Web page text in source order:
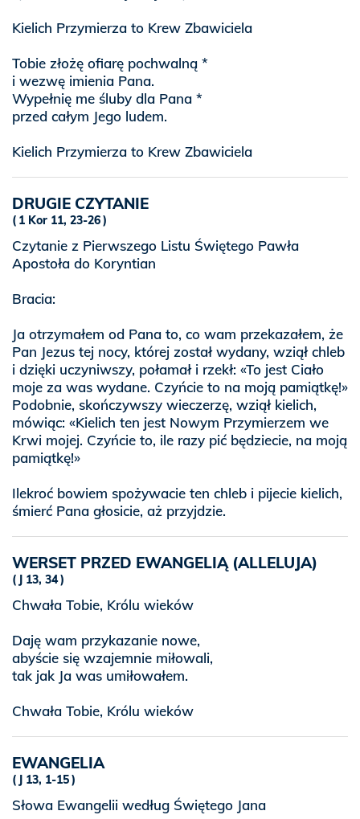
Kielich Przymierza to Krew Zbawiciela
Tobie złożę ofiarę pochwalną *
i wezwę imienia Pana.
Wypełnię me śluby dla Pana *
przed całym Jego ludem.
Kielich Przymierza to Krew Zbawiciela
DRUGIE CZYTANIE
1 Kor 11, 23-26
Czytanie z Pierwszego Listu Świętego Pawła
Apostoła do Koryntian
Bracia:
Ja otrzymałem od Pana to, co wam przekazałem, że
Pan Jezus tej nocy, której został wydany, wziął chleb
i dzięki uczyniwszy, połamał i rzekł: «To jest Ciało
moje za was wydane. Czyńcie to na moją pamiątkę!»
Podobnie, skończywszy wieczerzę, wziął kielich,
mówiąc: «Kielich ten jest Nowym Przymierzem we
Krwi mojej. Czyńcie to, ile razy pić będziecie, na moją
pamiątkę!»
Ilekroć bowiem spożywacie ten chleb i pijecie kielich,
śmierć Pana głosicie, aż przyjdzie.
WERSET PRZED EWANGELIĄ (ALLELUJA)
J 13, 34
Chwała Tobie, Królu wieków
Daję wam przykazanie nowe,
abyście się wzajemnie miłowali,
tak jak Ja was umiłowałem.
Chwała Tobie, Królu wieków
EWANGELIA
J 13, 1-15
Słowa Ewangelii według Świętego Jana